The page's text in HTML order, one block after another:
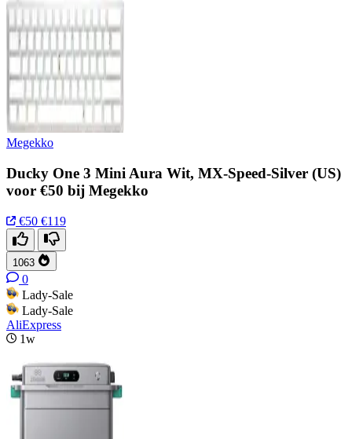
Megekko
Ducky One 3 Mini Aura Wit, MX-Speed-Silver (US)
voor €50 bij Megekko
€50 €119
1063
0
Lady-Sale
Lady-Sale
AliExpress
1w